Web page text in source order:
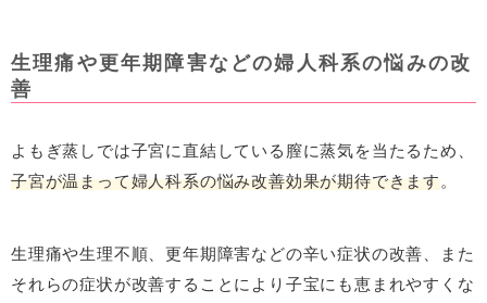
生理痛や更年期障害などの婦人科系の悩みの改
善
よもぎ蒸しでは子宮に直結している膣に蒸気を当たるため、
子宮が温まって婦人科系の悩み改善効果が期待できます。
生理痛や生理不順、更年期障害などの辛い症状の改善、また
それらの症状が改善することにより子宝にも恵まれやすくな